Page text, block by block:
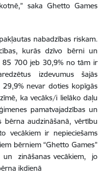
saka Ghetto Games
nabadzības riskam.
kurās dzīvo bērni un
85 700 jeb 30,9% no tām ir
izdevumus šajās
nevar doties kopīgās
ka vecāks/i lielāko daļu
pamatvajadzības un
bērna audzināšanā, vērtību
vecākiem ir nepieciešams
bērniem “Ghetto Games”
un zināšanas vecākiem, jo
ikdienā